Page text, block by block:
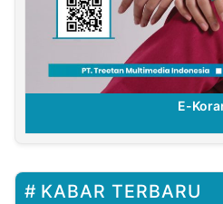
E-
KABAR TERBARU